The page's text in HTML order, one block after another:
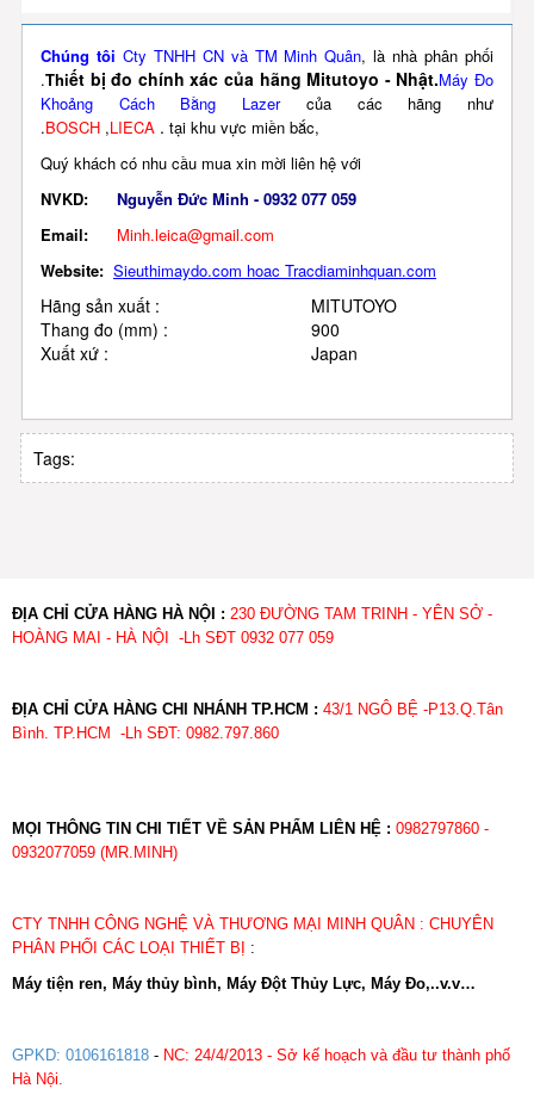
Chúng tôi Cty TNHH CN và TM Minh Quân, là nhà phân phối
.Thiết bị đo chính xác của hãng Mitutoyo - Nhật.Máy Đo
Khoảng Cách Bằng Lazercủa các hãng như
.BOSCH ,LIECA . tại khu vực miền bắc,
Quý khách có nhu cầu mua xin mời liên hệ với
NVKD:
Nguyễn Đức Minh - 0932 077 059
Email:
Minh.leica@gmail.com
Website: Sieuthimaydo.com hoac Tracdiaminhquan.com
Hãng sản xuất :
MITUTOYO
Thang đo (mm) :
900
Xuất xứ : Japan
Tags:
ĐỊA CHỈ CỬA HÀNG HÀ NỘI : 230 ĐƯỜNG TAM TRINH - YÊN SỞ -
HOÀNG MAI - HÀ NỘI -Lh SĐT 0932 077 059
ĐỊA CHỈ CỬA HÀNG CHI NHÁNH TP.HCM : 43/1 NGÔ BỆ -P13.Q.Tân
Bình. TP.HCM -Lh SĐT: 0982.797.860
MỌI THÔNG TIN CHI TIẾT VỀ SẢN PHẨM LIÊN HỆ : 0982797860 -
0932077059 (MR.MINH)
CTY TNHH CÔNG NGHỆ VÀ THƯƠNG MẠI MINH QUÂN : CHUYÊN
PHÂN PHỐI CÁC LOẠI THIẾT BỊ
:
Máy tiện ren, Máy thủy bình, Máy Đột Thủy Lực, Máy Đo,..v.v…
GPKD: 0106161818 - NC: 24/4/2013 - Sở kế hoạch và đầu tư thành phố
Hà Nội.